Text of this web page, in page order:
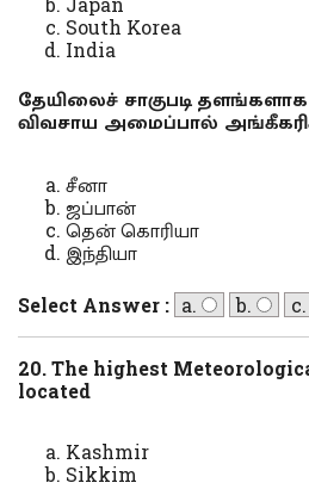
South Korea
India
தேயிலைச் சாகுபடி
விவசாய அமைப்பால்
சீனா
ஜப்பான்
தென் கொரியா
இந்தியா
Select Answer : a. b.
20. The highest
located
Kashmir
Sikkim